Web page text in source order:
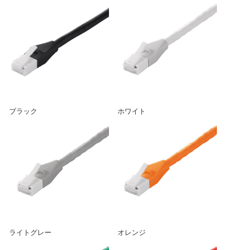
ブラック ホワイト
ライトグレー オレンジ